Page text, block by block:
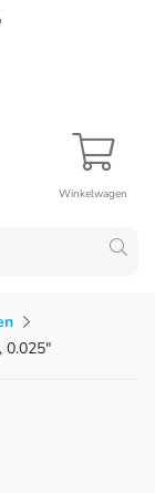
Winkelwagen
0.025"